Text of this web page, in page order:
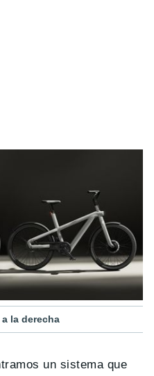
la derecha
un sistema que